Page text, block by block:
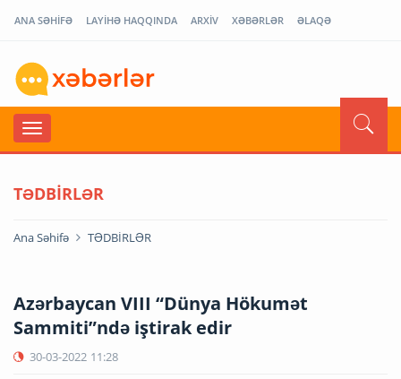
ANA SƏHİFƏ LAYİHƏ HAQQINDA ARXİV XƏBƏRLƏR ƏLAQƏ
TƏDBİRLƏR
Ana Səhifə TƏDBİRLƏR
Azərbaycan VIII “Dünya Hökumət
Sammiti”ndə iştirak edir
30-03-2022 11:28